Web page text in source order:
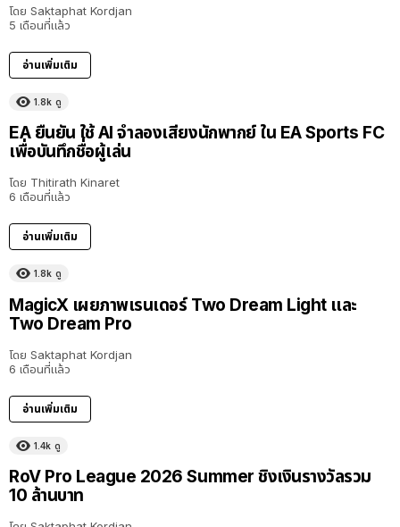
โดย Saktaphat Kordjan
5 เดือนที่แล้ว
อ่านเพิ่มเติม
1.8k ดู
EA ยืนยัน ใช้ AI จำลองเสียงนักพากย์ ใน EA Sports FC
เพื่อบันทึกชื่อผู้เล่น
โดย Thitirath Kinaret
6 เดือนที่แล้ว
อ่านเพิ่มเติม
1.8k ดู
MagicX เผยภาพเรนเดอร์ Two Dream Light และ
Two Dream Pro
โดย Saktaphat Kordjan
6 เดือนที่แล้ว
อ่านเพิ่มเติม
1.4k ดู
RoV Pro League 2026 Summer ชิงเงินรางวัลรวม
10 ล้านบาท